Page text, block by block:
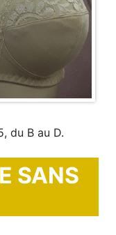
du B au D.
SANS